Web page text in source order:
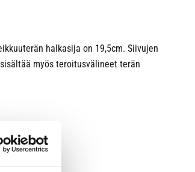
halkasija on 19,5cm. Siivujen
myös teroitusvälineet terän